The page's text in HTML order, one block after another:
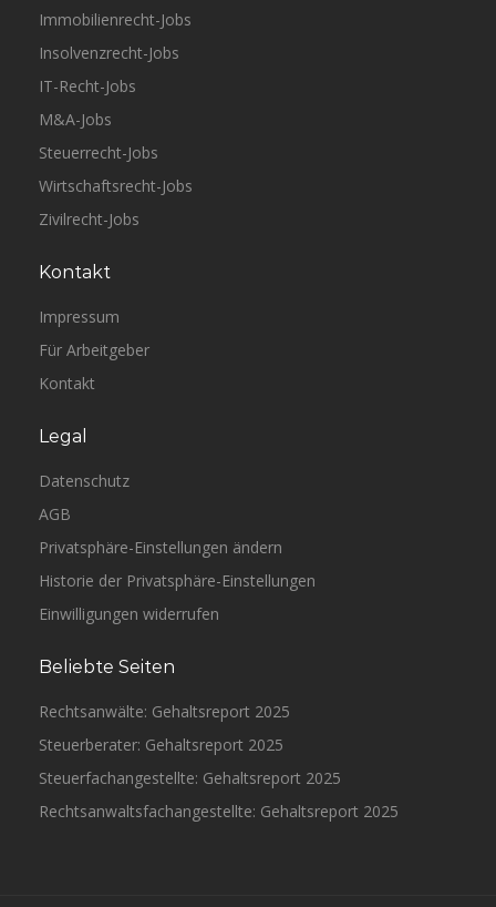
Immobilienrecht-Jobs
Insolvenzrecht-Jobs
IT-Recht-Jobs
M&A-Jobs
Steuerrecht-Jobs
Wirtschaftsrecht-Jobs
Zivilrecht-Jobs
Kontakt
Impressum
Für Arbeitgeber
Kontakt
Legal
Datenschutz
AGB
Privatsphäre-Einstellungen ändern
Historie der Privatsphäre-Einstellungen
Einwilligungen widerrufen
Beliebte Seiten
Rechtsanwälte: Gehaltsreport 2025
Steuerberater: Gehaltsreport 2025
Steuerfachangestellte: Gehaltsreport 2025
Rechtsanwaltsfachangestellte: Gehaltsreport 2025